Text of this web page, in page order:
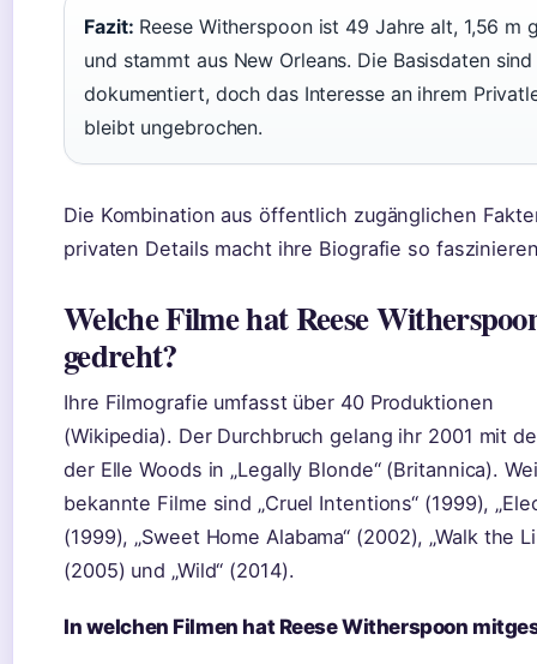
Fazit: Reese Witherspoon ist 49 Jahre alt, 1,56 m
und stammt aus New Orleans. Die Basisdaten
dokumentiert, doch das Interesse an ihrem
bleibt ungebrochen.
Die Kombination aus öffentlich zugänglichen
privaten Details macht ihre Biografie so
Welche Filme hat Reese
gedreht?
Ihre Filmografie umfasst über 40 Produktionen
(Wikipedia). Der Durchbruch gelang ihr 2001 mit
der Elle Woods in „Legally Blonde“ (Britannica).
bekannte Filme sind „Cruel Intentions“ (1999),
(1999), „Sweet Home Alabama“ (2002), „Walk the
(2005) und „Wild“ (2014).
In welchen Filmen hat Reese Witherspoon